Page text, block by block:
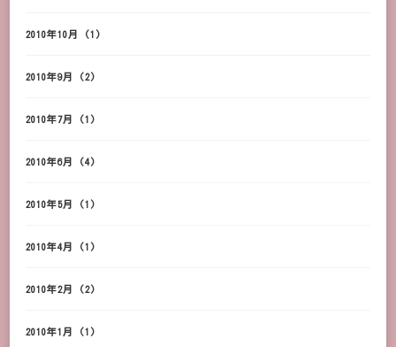
2010年10月 (1)
2010年9月 (2)
2010年7月 (1)
2010年6月 (4)
2010年5月 (1)
2010年4月 (1)
2010年2月 (2)
2010年1月 (1)